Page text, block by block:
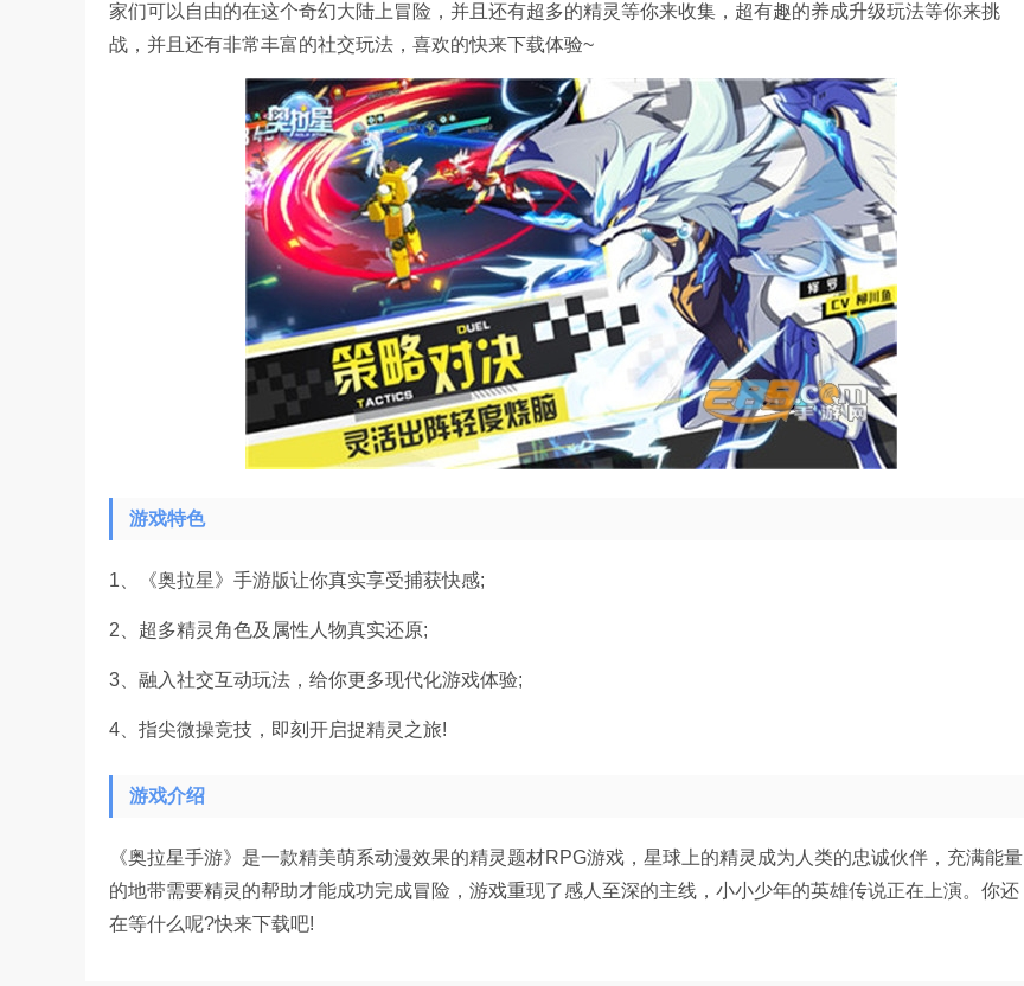
家们可以自由的在这个奇幻大陆上冒险，并且还有超多的精灵等你来收集，超有趣的养成升级玩法等你来挑
战，并且还有非常丰富的社交玩法，喜欢的快来下载体验~
游戏特色
1、《奥拉星》手游版让你真实享受捕获快感;
2、超多精灵角色及属性人物真实还原;
3、融入社交互动玩法，给你更多现代化游戏体验;
4、指尖微操竞技，即刻开启捉精灵之旅!
游戏介绍
《奥拉星手游》是一款精美萌系动漫效果的精灵题材RPG游戏，星球上的精灵成为人类的忠诚伙伴，充满能量
的地带需要精灵的帮助才能成功完成冒险，游戏重现了感人至深的主线，小小少年的英雄传说正在上演。你还
在等什么呢?快来下载吧!